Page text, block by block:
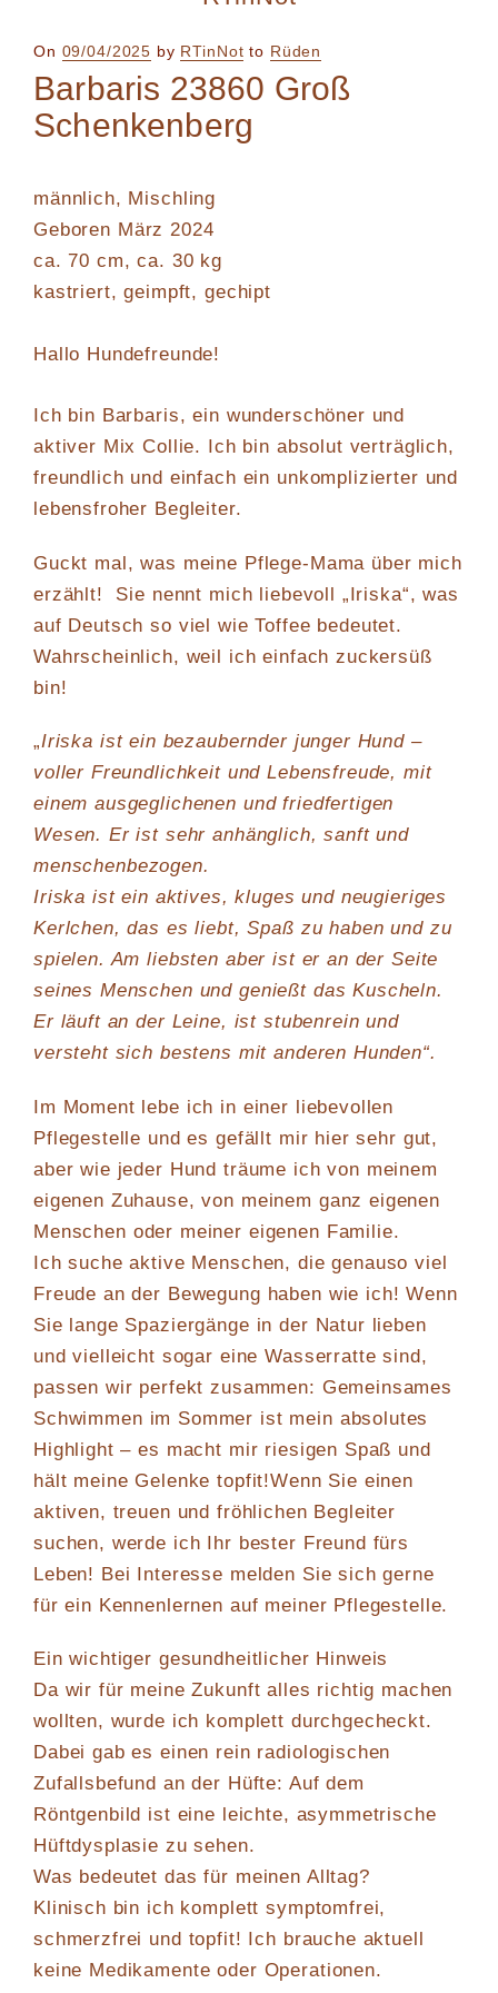
On Posted
09/04/2025 by RTinNot to Rüden
Barbaris 23860 Groß
Schenkenberg
männlich, Mischling
Geboren März 2024
ca. 70 cm, ca. 30 kg
kastriert, geimpft, gechipt
Hallo Hundefreunde!
Ich bin Barbaris, ein wunderschöner und
aktiver Mix Collie. Ich bin absolut verträglich,
freundlich und einfach ein unkomplizierter und
lebensfroher Begleiter.
Guckt mal, was meine Pflege-Mama über mich
erzählt! Sie nennt mich liebevoll „Iriskа“, was
auf Deutsch so viel wie Toffee bedeutet.
Wahrscheinlich, weil ich einfach zuckersüß
bin!
„Iriska ist ein bezaubernder junger Hund –
voller Freundlichkeit und Lebensfreude, mit
einem ausgeglichenen und friedfertigen
Wesen. Er ist sehr anhänglich, sanft und
menschenbezogen.
Iriska ist ein aktives, kluges und neugieriges
Kerlchen, das es liebt, Spaß zu haben und zu
spielen. Am liebsten aber ist er an der Seite
seines Menschen und genießt das Kuscheln.
Er läuft an der Leine, ist stubenrein und
versteht sich bestens mit anderen Hunden“.
Im Moment lebe ich in einer liebevollen
Pflegestelle und es gefällt mir hier sehr gut,
aber wie jeder Hund träume ich von meinem
eigenen Zuhause, von meinem ganz eigenen
Menschen oder meiner eigenen Familie.
Ich suche aktive Menschen, die genauso viel
Freude an der Bewegung haben wie ich! Wenn
Sie lange Spaziergänge in der Natur lieben
und vielleicht sogar eine Wasserratte sind,
passen wir perfekt zusammen: Gemeinsames
Schwimmen im Sommer ist mein absolutes
Highlight – es macht mir riesigen Spaß und
hält meine Gelenke topfit!Wenn Sie einen
aktiven, treuen und fröhlichen Begleiter
suchen, werde ich Ihr bester Freund fürs
Leben! Bei Interesse melden Sie sich gerne
für ein Kennenlernen auf meiner Pflegestelle.
Ein wichtiger gesundheitlicher Hinweis
Da wir für meine Zukunft alles richtig machen
wollten, wurde ich komplett durchgecheckt.
Dabei gab es einen rein radiologischen
Zufallsbefund an der Hüfte: Auf dem
Röntgenbild ist eine leichte, asymmetrische
Hüftdysplasie zu sehen.
Was bedeutet das für meinen Alltag?
Klinisch bin ich komplett symptomfrei,
schmerzfrei und topfit! Ich brauche aktuell
keine Medikamente oder Operationen.